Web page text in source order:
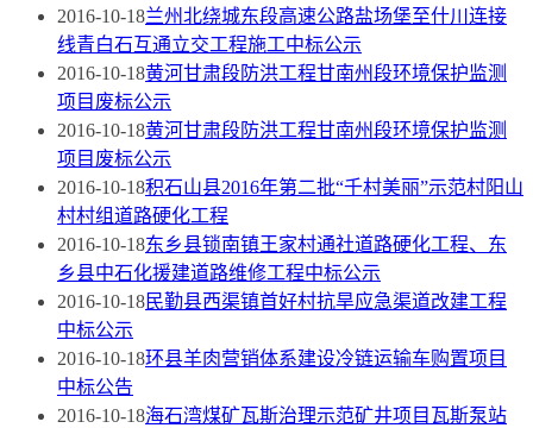
2016-10-18兰州北绕城东段高速公路盐场堡至什川连接
线青白石互通立交工程施工中标公示
2016-10-18黄河甘肃段防洪工程甘南州段环境保护监测
项目废标公示
2016-10-18黄河甘肃段防洪工程甘南州段环境保护监测
项目废标公示
2016-10-18积石山县2016年第二批“千村美丽”示范村阳山
村村组道路硬化工程
2016-10-18东乡县锁南镇王家村通社道路硬化工程、东
乡县中石化援建道路维修工程中标公示
2016-10-18民勤县西渠镇首好村抗旱应急渠道改建工程
中标公示
2016-10-18环县羊肉营销体系建设冷链运输车购置项目
中标公告
2016-10-18海石湾煤矿瓦斯治理示范矿井项目瓦斯泵站